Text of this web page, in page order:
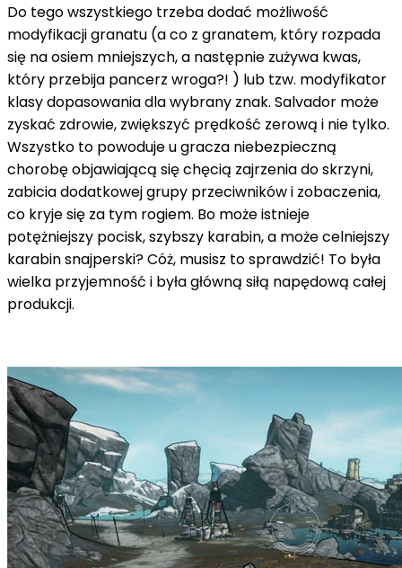
Do tego wszystkiego trzeba dodać możliwość
modyfikacji granatu (a co z granatem, który rozpada
się na osiem mniejszych, a następnie zużywa kwas,
który przebija pancerz wroga?! ) lub tzw. modyfikator
klasy dopasowania dla wybrany znak. Salvador może
zyskać zdrowie, zwiększyć prędkość zerową i nie tylko.
Wszystko to powoduje u gracza niebezpieczną
chorobę objawiającą się chęcią zajrzenia do skrzyni,
zabicia dodatkowej grupy przeciwników i zobaczenia,
co kryje się za tym rogiem. Bo może istnieje
potężniejszy pocisk, szybszy karabin, a może celniejszy
karabin snajperski? Cóż, musisz to sprawdzić! To była
wielka przyjemność i była główną siłą napędową całej
produkcji.